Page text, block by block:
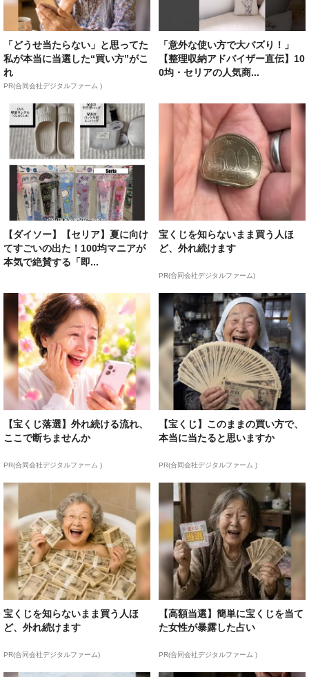
「どうせ当たらない」と思ってた
私が本当に当選した“買い方”がこ
れ
PR(合同会社デジタルファーム )
「意外な使い方で大バズり！」
【整理収納アドバイザー直伝】10
0均・セリアの人気商...
【ダイソー】【セリア】夏に向け
てすごいの出た！100均マニアが
本気で絶賛する「即...
宝くじを知らないまま買う人ほ
ど、外れ続けます
PR(合同会社デジタルファーム)
【宝くじ落選】外れ続ける流れ、
ここで断ちませんか
PR(合同会社デジタルファーム )
【宝くじ】このままの買い方で、
本当に当たると思いますか
PR(合同会社デジタルファーム )
宝くじを知らないまま買う人ほ
ど、外れ続けます
PR(合同会社デジタルファーム)
【高額当選】簡単に宝くじを当て
た女性が暴露した占い
PR(合同会社デジタルファーム )